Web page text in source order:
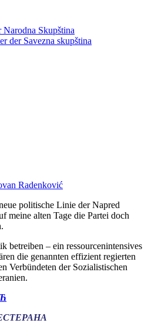
Radenković
politische Linie der Napred
meine alten Tage die Partei doch
betreiben – ein ressourcenintensives
die genannten effizient regierten
Verbündeten der Sozialistischen